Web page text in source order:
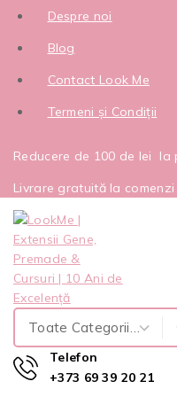
Despre noi
Blog
Contact Look Me
Termeni și Condiții
Reducere de 100 de lei la
Livrare gratuită la
Telefon
+373 69 39 20 21